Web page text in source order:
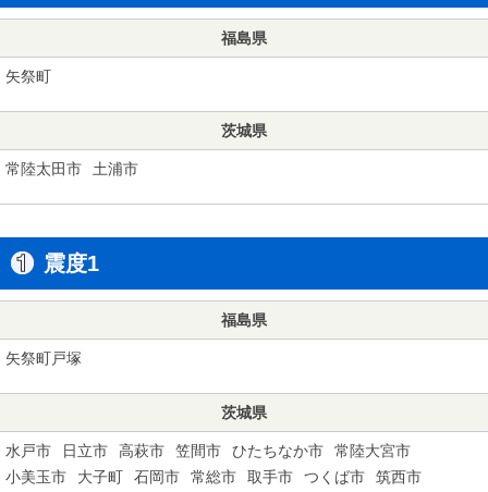
福島県
矢祭町
茨城県
常陸太田市 土浦市
震度1
福島県
矢祭町戸塚
茨城県
水戸市 日立市 高萩市 笠間市 ひたちなか市
常陸大宮市
小美玉市
大子町 石岡市 常総市 取手市 つくば市
筑西市